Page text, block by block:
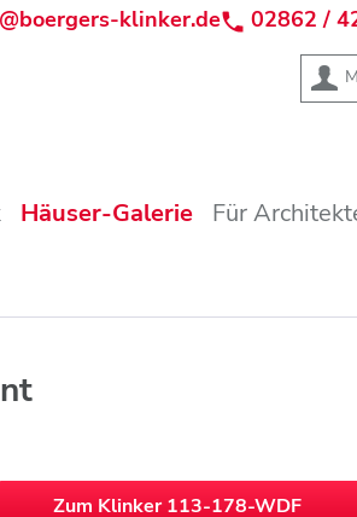
klinker.de 02862 /
Häuser-Galerie Für
Zum Klinker 113-178-WDF